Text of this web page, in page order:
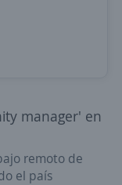
manager' en
remoto de
el país